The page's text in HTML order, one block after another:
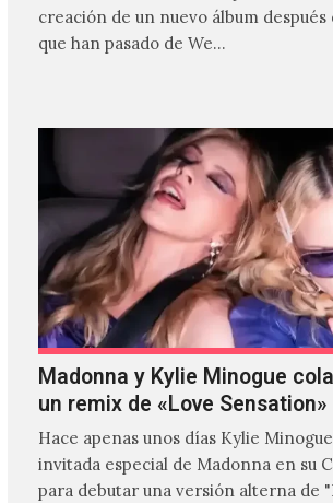
creación de un nuevo álbum después
que han pasado de We…
Madonna y Kylie Minogue
un remix de «Love Sensation»
Hace apenas unos días Kylie
invitada especial de Madonna en su
para debutar una versión alterna de